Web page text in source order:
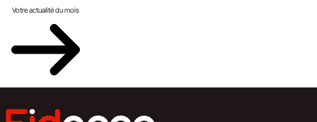
Votre actualité du mois